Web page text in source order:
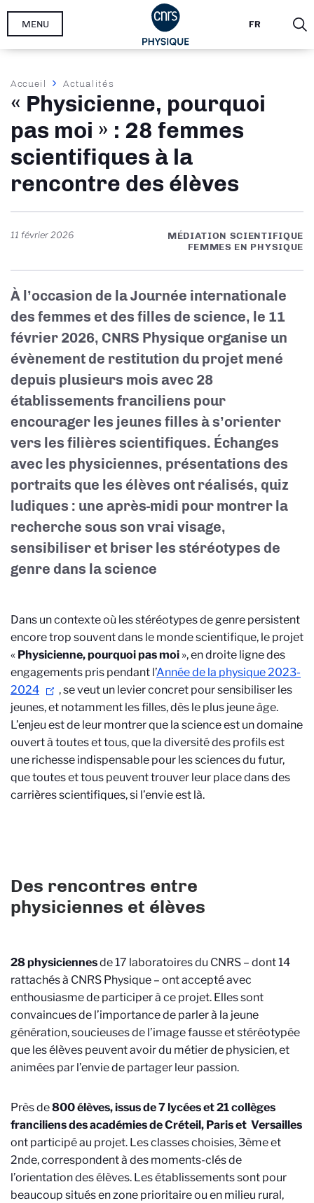
Aller
FR
MENU
Fil
d'Ariane
Accueil Actualités
« Physicienne, pourquoi
pas moi » : 28 femmes
scientifiques à la
rencontre des élèves
11 février 2026
MÉDIATION SCIENTIFIQUE
FEMMES EN PHYSIQUE
À l’occasion de la Journée internationale
des femmes et des filles de science, le 11
février 2026, CNRS Physique organise un
évènement de restitution du projet mené
depuis plusieurs mois avec 28
établissements franciliens pour
encourager les jeunes filles à s’orienter
vers les filières scientifiques. Échanges
avec les physiciennes, présentations des
portraits que les élèves ont réalisés, quiz
ludiques : une après-midi pour montrer la
recherche sous son vrai visage,
sensibiliser et briser les stéréotypes de
genre dans la science
Dans un contexte où les stéréotypes de genre persistent
encore trop souvent dans le monde scientifique, le projet
« Physicienne, pourquoi pas moi », en droite ligne des
engagements pris pendant l’Année de la physique 2023-
2024
, se veut un levier concret pour sensibiliser les
jeunes, et notamment les filles, dès le plus jeune âge.
L’enjeu est de leur montrer que la science est un domaine
ouvert à toutes et tous, que la diversité des profils est
une richesse indispensable pour les sciences du futur,
que toutes et tous peuvent trouver leur place dans des
carrières scientifiques, si l’envie est là.
Des rencontres entre
physiciennes et élèves
28 physiciennesde 17 laboratoires du CNRS – dont 14
rattachés à CNRS Physique – ont accepté avec
enthousiasme de participer à ce projet. Elles sont
convaincues de l’importance de parler à la jeune
génération, soucieuses de l’image fausse et stéréotypée
que les élèves peuvent avoir du métier de physicien, et
animées par l’envie de partager leur passion.
Près de800 élèves, issus de 7 lycées et 21 collèges
franciliens des académies de Créteil, Paris et Versailles
ont participé au projet. Les classes choisies, 3ème et
2nde, correspondent à des moments-clés de
l’orientation des élèves. Les établissements sont pour
beaucoup situés en zone prioritaire ou en milieu rural,